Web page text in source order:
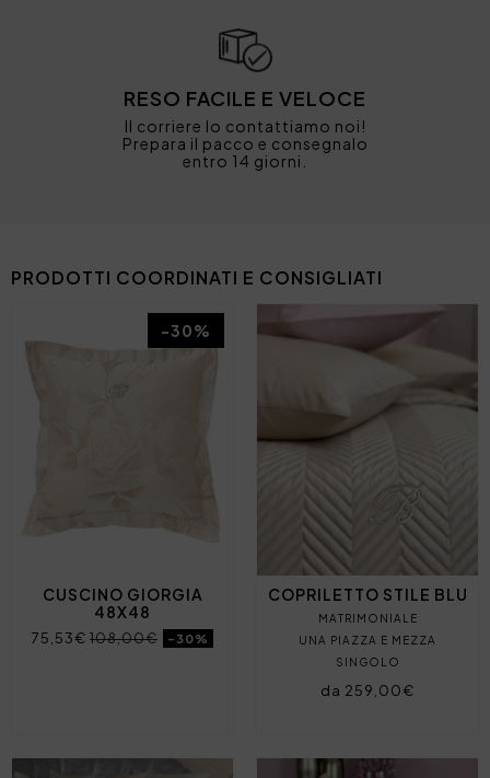
RESO FACILE E VELOCE
Il corriere lo contattiamo noi!
Prepara il pacco e consegnalo
entro 14 giorni.
PRODOTTI COORDINATI E CONSIGLIATI
CUSCINO GIORGIA
48X48
75,53€ 108,00€ -30%
-30%
COPRILETTO STILE BLU
MATRIMONIALE
UNA PIAZZA E MEZZA
SINGOLO
da 259,00€